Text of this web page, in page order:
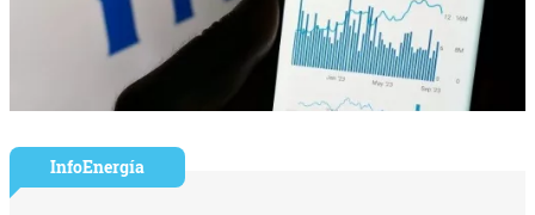
InfoEnergía